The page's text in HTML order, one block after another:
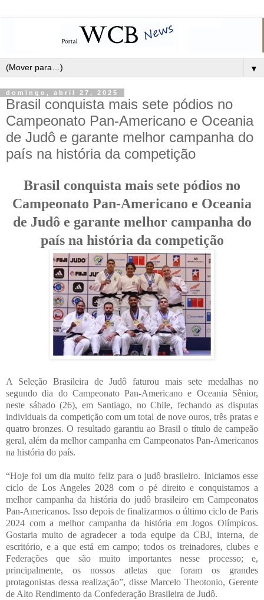
▼
domingo, abril 27, 2025
Brasil conquista mais sete pódios no
Campeonato Pan-Americano e Oceania
de Judô e garante melhor campanha do
país na história da competição
Brasil conquista mais sete pódios no
Campeonato Pan-Americano e Oceania
de Judô e garante melhor campanha do
país na história da competição
A Seleção Brasileira de Judô faturou mais sete medalhas no
segundo dia do Campeonato Pan-Americano e Oceania Sênior,
neste sábado (26), em Santiago, no Chile, fechando as disputas
individuais da competição com um total de nove ouros, três pratas e
quatro bronzes. O resultado garantiu ao Brasil o título de campeão
geral, além da melhor campanha em Campeonatos Pan-Americanos
na história do país.
“Hoje foi um dia muito feliz para o judô brasileiro. Iniciamos esse
ciclo de Los Angeles 2028 com o pé direito e conquistamos a
melhor campanha da história do judô brasileiro em Campeonatos
Pan-Americanos. Isso depois de finalizarmos o último ciclo de Paris
2024 com a melhor campanha da história em Jogos Olímpicos.
Gostaria muito de agradecer a toda equipe da CBJ, interna, de
escritório, e a que está em campo; todos os treinadores, clubes e
Federações que são muito importantes nesse processo; e,
principalmente, os nossos atletas que foram os grandes
protagonistas dessa realização”, disse Marcelo Theotonio, Gerente
de Alto Rendimento da Confederação Brasileira de Judô.